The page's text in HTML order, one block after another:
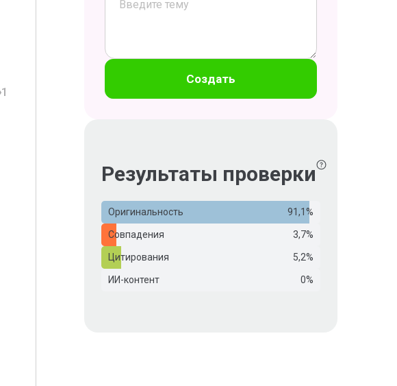
1
Создать
Результаты проверки
Оригинальность 91,1%
Совпадения 3,7%
Цитирования 5,2%
ИИ-контент 0%